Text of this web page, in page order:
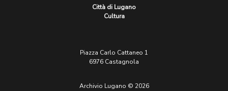
Città di Lugano
Cultura
Piazza Carlo Cattaneo 1
6976 Castagnola
Archivio Lugano © 2026